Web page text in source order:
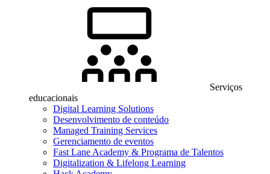
Serviços
educacionais
Digital Learning Solutions
Desenvolvimento de conteúdo
Managed Training Services
Gerenciamento de eventos
Fast Lane Academy & Programa de Talentos
Digitalization & Lifelong Learning